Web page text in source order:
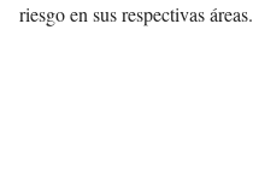
riesgo en sus respectivas áreas.